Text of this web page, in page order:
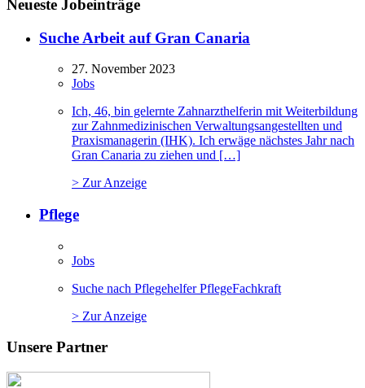
Neueste Jobeinträge
Suche Arbeit auf Gran Canaria
27. November 2023
Jobs
Ich, 46, bin gelernte Zahnarzthelferin mit Weiterbildung
zur Zahnmedizinischen Verwaltungsangestellten und
Praxismanagerin (IHK). Ich erwäge nächstes Jahr nach
Gran Canaria zu ziehen und […]
> Zur Anzeige
Pflege
Jobs
Suche nach Pflegehelfer PflegeFachkraft
> Zur Anzeige
Unsere Partner